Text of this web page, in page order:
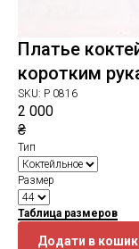
Платье
коротким
SKU: P 0816
2 000
₴
Тип
Размер
Таблица размеров
Додати в кошик